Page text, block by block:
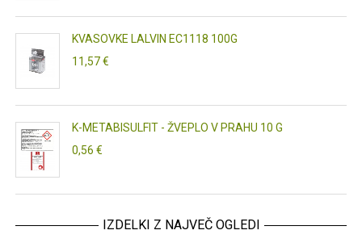
KVASOVKE LALVIN EC1118 100G
11,57 €
K-METABISULFIT - ŽVEPLO V PRAHU 10 G
0,56 €
IZDELKI Z NAJVEČ OGLEDI